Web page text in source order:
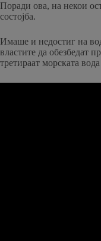
Поради ова, на некои
состојба.
Имаше и недостиг на
властите да обезбедат
третираат морската